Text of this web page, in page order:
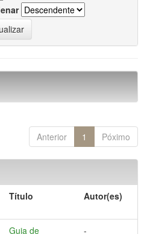
Anterior 1 Póximo
Título Autor(es)
Guia de
-